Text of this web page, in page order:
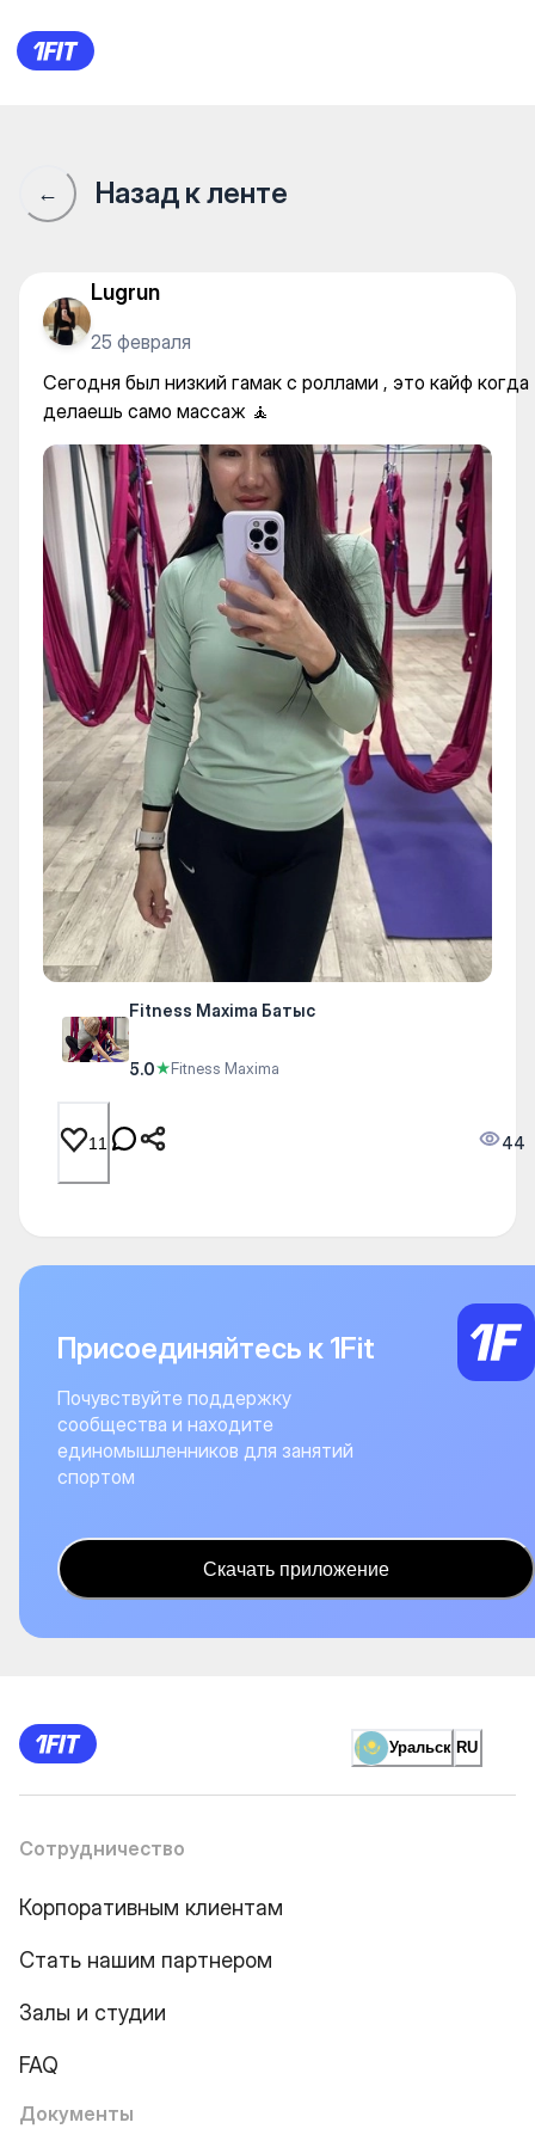
Fitness Maxima Батыс —
← Назад к ленте
Lugrun
25 февраля
Сегодня был низкий гамак с роллами , это кайф когда
делаешь само массаж 🧘
Fitness Maxima Батыс
5.0★Fitness Maxima
11 44
Присоединяйтесь к 1Fit
Почувствуйте поддержку
сообщества и находите
единомышленников для занятий
спортом
Скачать приложение
Уральск RU
Сотрудничество
Корпоративным клиентам
Стать нашим партнером
Залы и студии
FAQ
Документы